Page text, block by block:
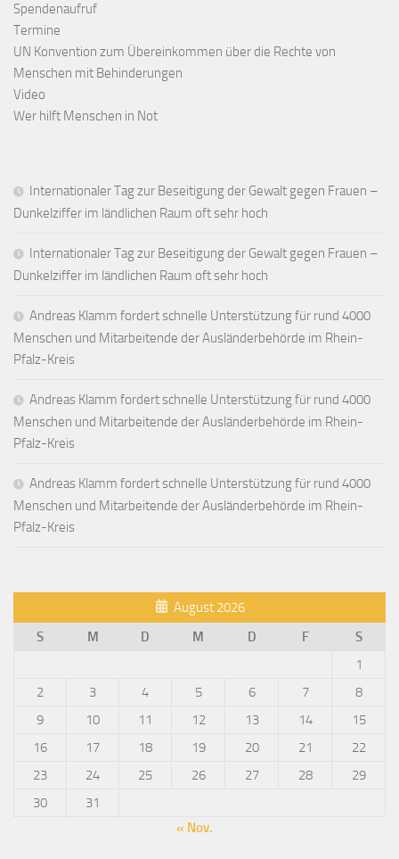
Spendenaufruf
Termine
UN Konvention zum Übereinkommen über die Rechte von
Menschen mit Behinderungen
Video
Wer hilft Menschen in Not
Internationaler Tag zur Beseitigung der Gewalt gegen Frauen –
Dunkelziffer im ländlichen Raum oft sehr hoch
Internationaler Tag zur Beseitigung der Gewalt gegen Frauen –
Dunkelziffer im ländlichen Raum oft sehr hoch
Andreas Klamm fordert schnelle Unterstützung für rund 4000
Menschen und Mitarbeitende der Ausländerbehörde im Rhein-
Pfalz-Kreis
Andreas Klamm fordert schnelle Unterstützung für rund 4000
Menschen und Mitarbeitende der Ausländerbehörde im Rhein-
Pfalz-Kreis
Andreas Klamm fordert schnelle Unterstützung für rund 4000
Menschen und Mitarbeitende der Ausländerbehörde im Rhein-
Pfalz-Kreis
August 2026
S
M D M D F
S
1
2
3 4 5 6 7
8
9
10 11 12 13 14
15
16
17 18 19 20 21
22
23
24 25 26 27 28
29
30
31
« Nov.